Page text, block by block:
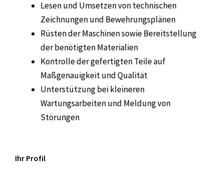
Lesen und Umsetzen von technischen
Zeichnungen und Bewehrungsplänen
Rüsten der Maschinen sowie Bereitstellung
der benötigten Materialien
Kontrolle der gefertigten Teile auf
Maßgenauigkeit und Qualität
Unterstützung bei kleineren
Wartungsarbeiten und Meldung von
Störungen
Ihr Profil